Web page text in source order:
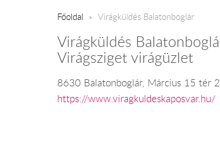
Főoldal Virágküldés Balatonboglár
Virágküldés
Virágsziget virágüzlet
8630 Balatonboglár, Március 15 tér
https://www.viragkuldeskaposvar.hu/